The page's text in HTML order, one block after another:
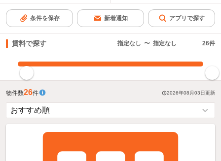
条件を保存 新着通知 アプリで探す
賃料で探す 指定なし 〜 指定なし 26件
物件数26件 2026年08月03日更新